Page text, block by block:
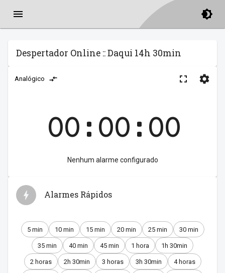
Despertador Online :: Daqui 14h 30min
Analógico
00:00:00
Nenhum alarme configurado
Alarmes Rápidos
5 min 10 min 15 min 20 min 25 min 30 min
35 min 40 min 45 min 1 hora 1h 30min
2 horas 2h 30min 3 horas 3h 30min 4 horas